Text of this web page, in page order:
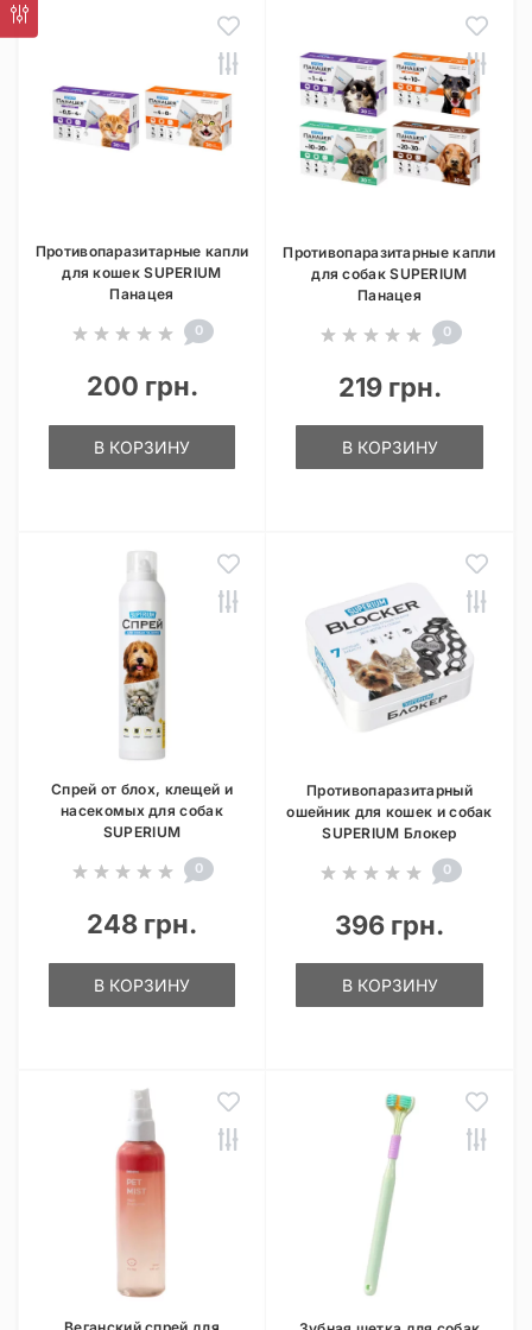
Противопаразитарные капли
для кошек SUPERIUM
Панацея
0
200 грн.
В КОРЗИНУ
Противопаразитарные капли
для собак SUPERIUM
Панацея
0
219 грн.
В КОРЗИНУ
Спрей от блох, клещей и
насекомых для собак
SUPERIUM
0
248 грн.
В КОРЗИНУ
Противопаразитарный
ошейник для кошек и собак
SUPERIUM Блокер
0
396 грн.
В КОРЗИНУ